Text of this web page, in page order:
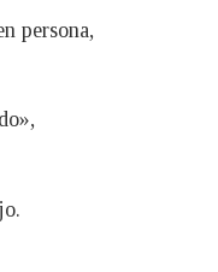
persona,